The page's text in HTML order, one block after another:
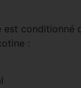
conditionné
: